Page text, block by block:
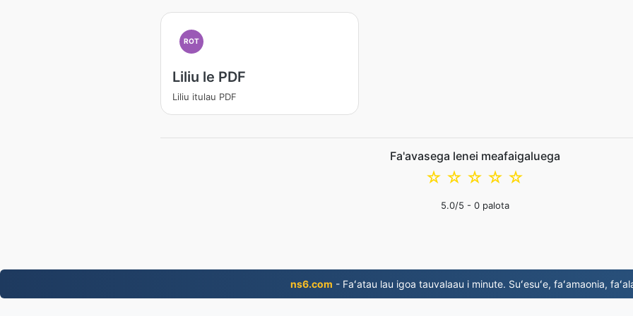
ROT
Liliu le PDF
Liliu itulau PDF
Fa'avasega lenei meafaigaluega
☆
☆
☆
☆
☆
5.0/5 - 0palota
ns6.com - Faʻatau lau igoa tauvalaau i minute. Suʻesuʻe, faʻamaonia,